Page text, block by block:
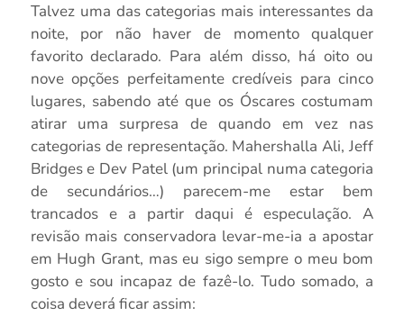
Talvez uma das categorias mais interessantes da
noite, por não haver de momento qualquer
favorito declarado. Para além disso, há oito ou
nove opções perfeitamente credíveis para cinco
lugares, sabendo até que os Óscares costumam
atirar uma surpresa de quando em vez nas
categorias de representação. Mahershalla Ali, Jeff
Bridges e Dev Patel (um principal numa categoria
de secundários…) parecem-me estar bem
trancados e a partir daqui é especulação. A
revisão mais conservadora levar-me-ia a apostar
em Hugh Grant, mas eu sigo sempre o meu bom
gosto e sou incapaz de fazê-lo. Tudo somado, a
coisa deverá ficar assim: